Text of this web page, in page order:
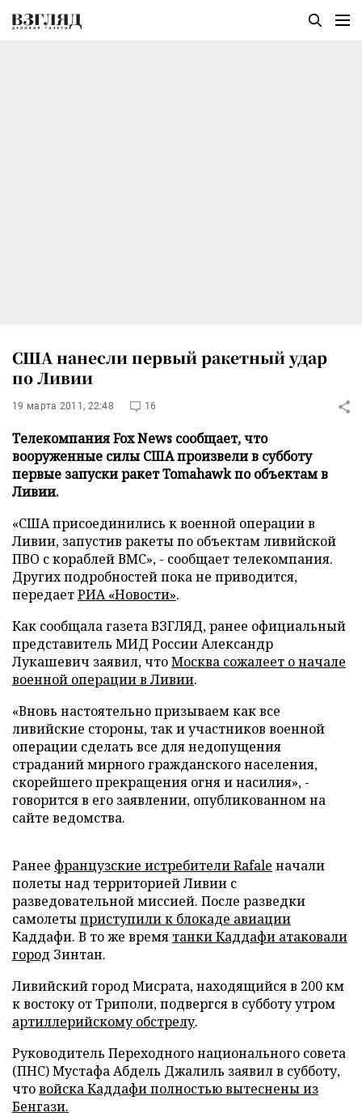
США нанесли первый ракетный удар
по Ливии
19 марта 2011, 22:48 16
Телекомпания Fox News сообщает, что
вооруженные силы США произвели в субботу
первые запуски ракет Tomahawk по объектам в
Ливии.
«США присоединились к военной операции в
Ливии, запустив ракеты по объектам ливийской
ПВО с кораблей ВМС», - сообщает телекомпания.
Других подробностей пока не приводится,
передаетРИА «Новости».
Как сообщала газета ВЗГЛЯД, ранее официальный
представитель МИД России Александр
Лукашевич заявил, чтоМосква сожалеет о начале
военной операции в Ливии.
«Вновь настоятельно призываем как все
ливийские стороны, так и участников военной
операции сделать все для недопущения
страданий мирного гражданского населения,
скорейшего прекращения огня и насилия», -
говорится в его заявлении, опубликованном на
сайте ведомства.
Ранее французские истребители Rafale начали
полеты над территорией Ливии с
разведовательной миссией. После разведки
самолетыприступили к блокаде авиации
Каддафи. В то же время танки Каддафи атаковали
город Зинтан.
Ливийский город Мисрата, находящийся в 200 км
к востоку от Триполи, подвергся в субботу утром
артиллерийскому обстрелу.
Руководитель Переходного национального совета
(ПНС) Мустафа Абдель Джалиль заявил в субботу,
чтовойска Каддафи полностью вытеснены из
Бенгази.